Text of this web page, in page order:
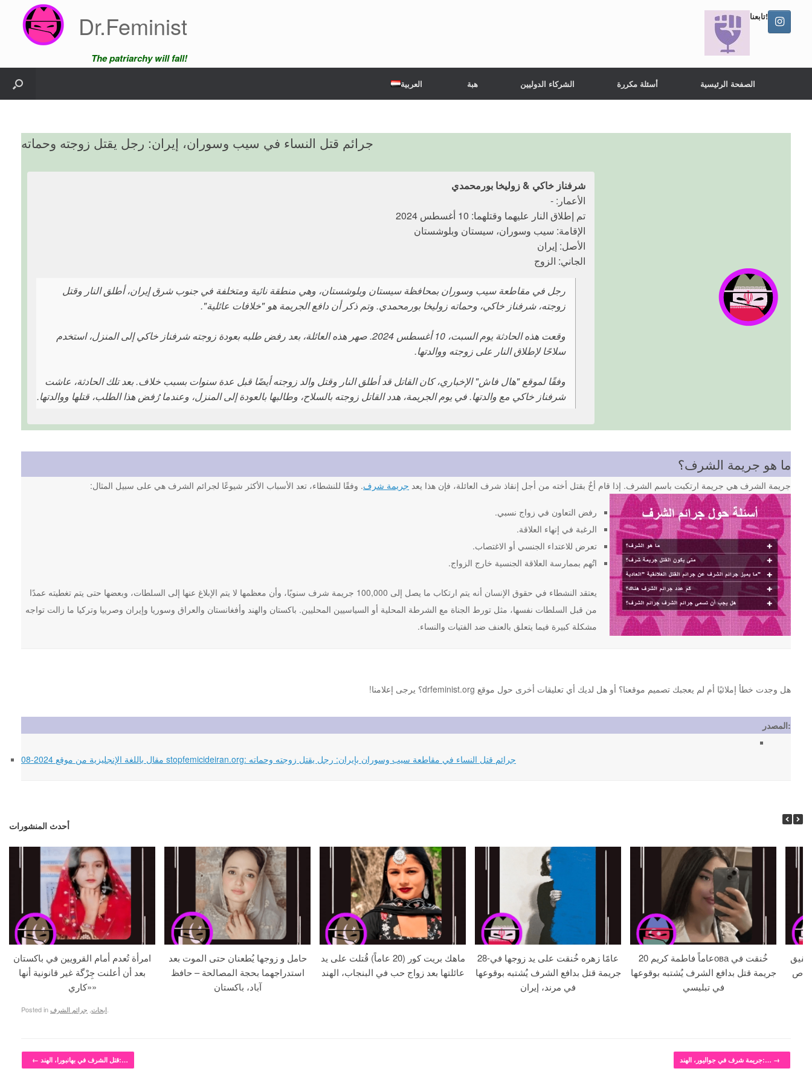
content
Dr.Feminist
The patriarchy will fall!
تابعنا!
العربية هبة الشركاء الدوليين أسئلة مكررة الصفحة الرئيسية
جرائم قتل النساء في سيب وسوران، إيران: رجل يقتل زوجته وحماته
شرفناز خاكي & زوليخا بورمحمدي
الأعمار: -
تم إطلاق النار عليهما وقتلهما: 10 أغسطس 2024
الإقامة: سيب وسوران، سيستان وبلوشستان
الأصل: إيران
الجاني: الزوج
رجل في مقاطعة سيب وسوران بمحافظة سيستان وبلوشستان، وهي منطقة نائية ومتخلفة في جنوب شرق إيران، أطلق النار وقتل
زوجته، شرفناز خاكي، وحماته زوليخا بورمحمدي. وتم ذكر أن دافع الجريمة هو "خلافات عائلية".
وقعت هذه الحادثة يوم السبت، 10 أغسطس 2024. صهر هذه العائلة، بعد رفض طلبه بعودة زوجته شرفناز خاكي إلى المنزل، استخدم
سلاحًا لإطلاق النار على زوجته ووالدتها.
وفقًا لموقع "هال فاش" الإخباري، كان القاتل قد أطلق النار وقتل والد زوجته أيضًا قبل عدة سنوات بسبب خلاف. بعد تلك الحادثة، عاشت
شرفناز خاكي مع والدتها. في يوم الجريمة، هدد القاتل زوجته بالسلاح، وطالبها بالعودة إلى المنزل، وعندما رُفض هذا الطلب، قتلها ووالدتها.
ما هو جريمة الشرف؟
جريمة الشرف هي جريمة ارتكبت باسم الشرف. إذا قام أخٌ بقتل أخته من أجل إنقاذ شرف العائلة، فإن هذا يعد جريمة شرف. وفقًا للنشطاء، تعد الأسباب الأكثر شيوعًا لجرائم الشرف هي على سبيل المثال:
رفض التعاون في زواج نسبي.
الرغبة في إنهاء العلاقة.
تعرض للاعتداء الجنسي أو الاغتصاب.
اتُهم بممارسة العلاقة الجنسية خارج الزواج.
يعتقد النشطاء في حقوق الإنسان أنه يتم ارتكاب ما يصل إلى 100,000 جريمة شرف سنويًا، وأن معظمها لا يتم الإبلاغ عنها إلى السلطات، وبعضها حتى يتم تغطيته عمدًا
من قبل السلطات نفسها، مثل تورط الجناة مع الشرطة المحلية أو السياسيين المحليين. باكستان والهند وأفغانستان والعراق وسوريا وإيران وصربيا وتركيا ما زالت تواجه
مشكلة كبيرة فيما يتعلق بالعنف ضد الفتيات والنساء.
هل وجدت خطأ إملائيًا أم لم يعجبك تصميم موقعنا؟ أو هل لديك أي تعليقات أخرى حول موقع drfeminist.org؟ يرجى إعلامنا!
المصدر:
08-2024 مقال باللغة الإنجليزية من موقع stopfemicideiran.org: جرائم قتل النساء في مقاطعة سيب وسوران بإيران: رجل يقتل زوجته وحماته
أحدث المنشورات
امرأة تُعدم أمام القرويين في باكستان
بعد أن أعلنت جِرْگة غير قانونية أنها
«كاري»
حامل و زوجها يُطعنان حتى الموت بعد
استدراجهما بحجة المصالحة – حافظ
آباد، باكستان
ماهك بريت كور (20 عاماً) قُتلت على يد
عائلتها بعد زواج حب في البنجاب، الهند
28-عامًا زهره خُنقت على يد زوجها في
جريمة قتل بدافع الشرف يُشتبه بوقوعها
في مرند، إيران
20 عاماً فاطمة كريمова خُنقت في
جريمة قتل بدافع الشرف يُشتبه بوقوعها
في تبليسي
عامًا وشقيق
بالرصاص
Posted in ابحاث جرائم الشرف
Post navigation
← قتل الشرف في بهانبورا، الهند:… جريمة شرف في جواليور، الهند:… →